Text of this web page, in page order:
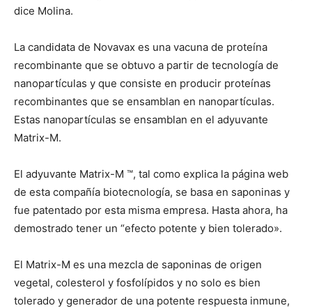
dice Molina.
La candidata de Novavax es una vacuna de proteína
recombinante que se obtuvo a partir de tecnología de
nanopartículas y que consiste en producir proteínas
recombinantes que se ensamblan en nanopartículas.
Estas nanopartículas se ensamblan en el adyuvante
Matrix-M.
El adyuvante Matrix-M ™, tal como explica la página web
de esta compañía biotecnología, se basa en saponinas y
fue patentado por esta misma empresa. Hasta ahora, ha
demostrado tener un “efecto potente y bien tolerado».
El Matrix-M es una mezcla de saponinas de origen
vegetal, colesterol y fosfolípidos y no solo es bien
tolerado y generador de una potente respuesta inmune,